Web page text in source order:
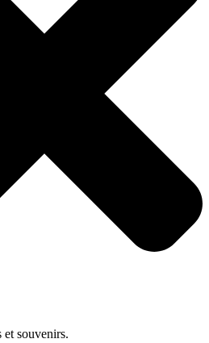
et souvenirs.